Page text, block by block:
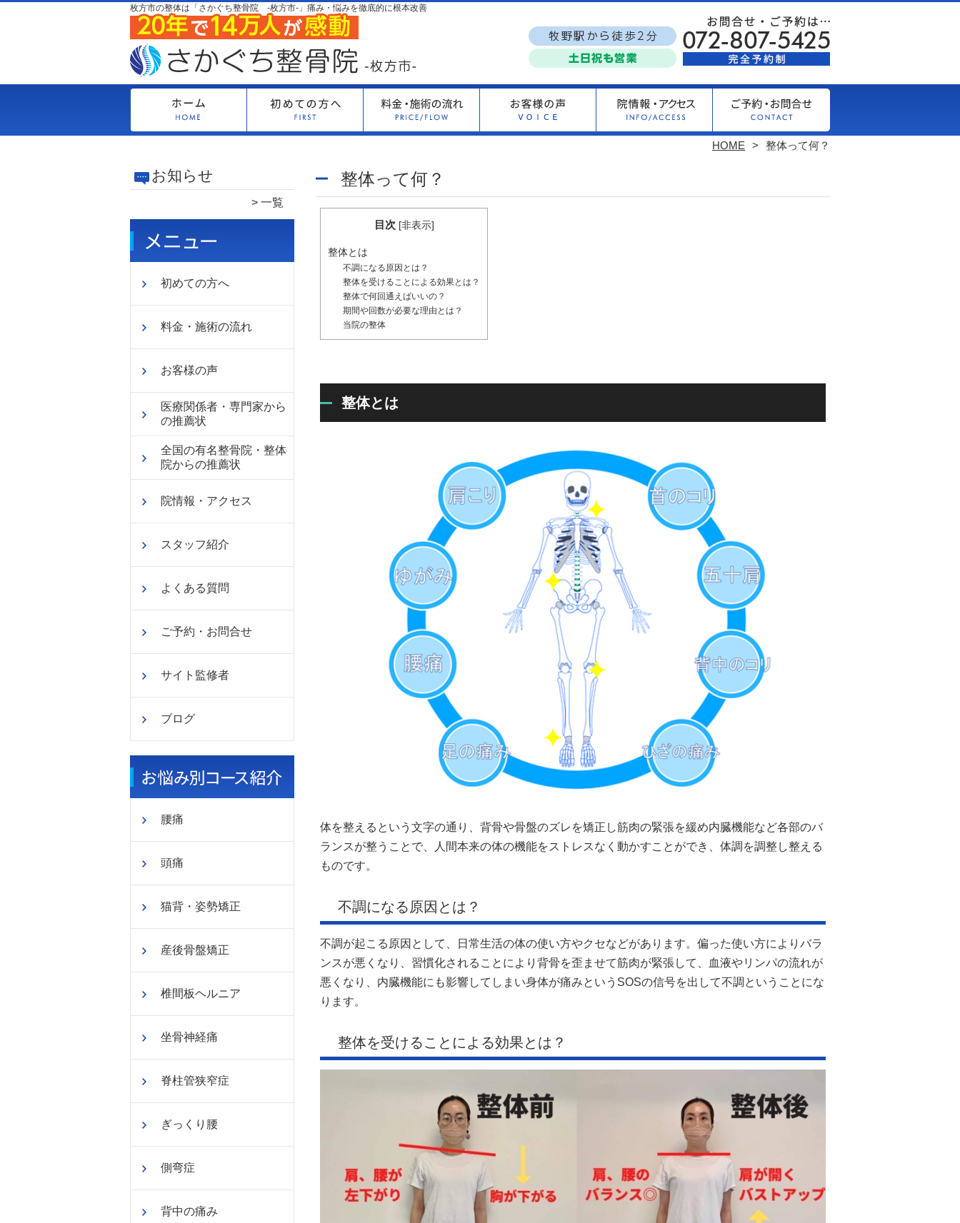
枚方市の整体は「さかぐち整骨院 -枚方市-」痛み・悩みを徹底的に根本改善
HOME 整体って何？
お知らせ
一覧
初めての方へ
料金・施術の流れ
お客様の声
医療関係者・専門家から
の推薦状
全国の有名整骨院・整体
院からの推薦状
院情報・アクセス
スタッフ紹介
よくある質問
ご予約・お問合せ
サイト監修者
ブログ
腰痛
頭痛
猫背・姿勢矯正
産後骨盤矯正
椎間板ヘルニア
坐骨神経痛
脊柱管狭窄症
ぎっくり腰
側弯症
背中の痛み
整体って何？
目次 [非表示]
整体とは
不調になる原因とは？
整体を受けることによる効果とは？
整体で何回通えばいいの？
期間や回数が必要な理由とは？
当院の整体
整体とは
体を整えるという文字の通り、背骨や骨盤のズレを矯正し筋肉の緊張を緩め内臓機能など各部のバ
ランスが整うことで、人間本来の体の機能をストレスなく動かすことができ、体調を調整し整える
ものです。
不調になる原因とは？
不調が起こる原因として、日常生活の体の使い方やクセなどがあります。偏った使い方によりバラ
ンスが悪くなり、習慣化されることにより背骨を歪ませて筋肉が緊張して、血液やリンパの流れが
悪くなり、内臓機能にも影響してしまい身体が痛みというSOSの信号を出して不調ということにな
ります。
整体を受けることによる効果とは？